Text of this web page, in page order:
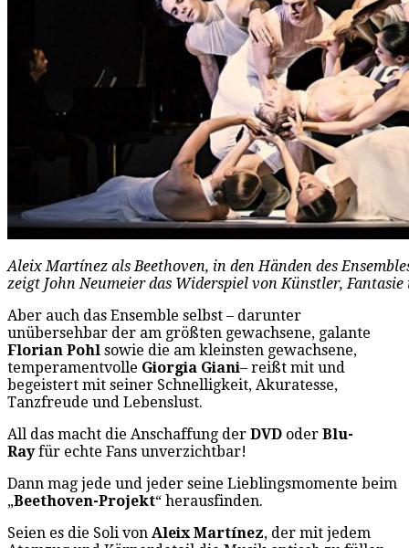
Aleix Martínez als Beethoven, in den Händen des
zeigt John Neumeier das Widerspiel von Künstler,
Aber auch das Ensemble selbst – darunter
unübersehbar der am größten gewachsene, galante
Florian Pohl sowie die am kleinsten gewachsene,
temperamentvolle Giorgia Giani– reißt mit und
begeistert mit seiner Schnelligkeit, Akuratesse,
Tanzfreude und Lebenslust.
All das macht die Anschaffung der DVD oder Blu-
Rayfür echte Fans unverzichtbar!
Dann mag jede und jeder seine Lieblingsmomente beim
„Beethoven-Projekt“ herausfinden.
Seien es die Soli von Aleix Martínez, der mit jedem